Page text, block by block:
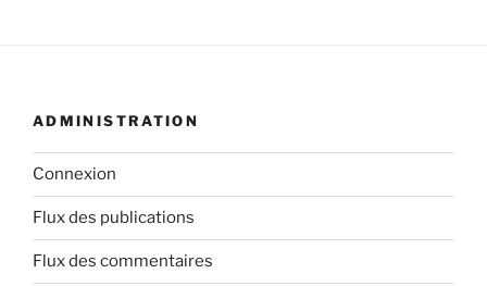
ADMINISTRATION
Connexion
Flux des publications
Flux des commentaires